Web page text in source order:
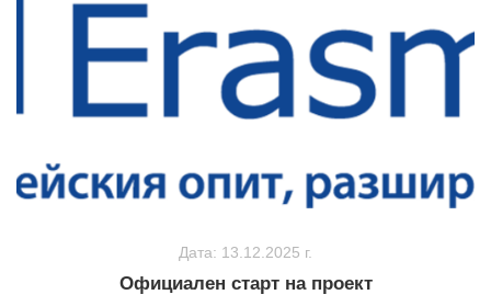
Дата: 13.12.2025 г.
Официален старт на проект